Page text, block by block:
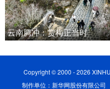
云南腾冲：赏梅正当时
Copyright © 2000 - 2026
制作单位：新华网股份有限公